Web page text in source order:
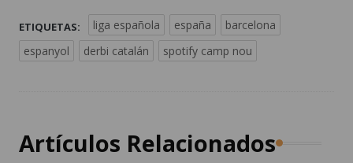
ETIQUETAS: liga española españa
barcelona
espanyol
derbi catalán spotify camp nou
Artículos Relacionados